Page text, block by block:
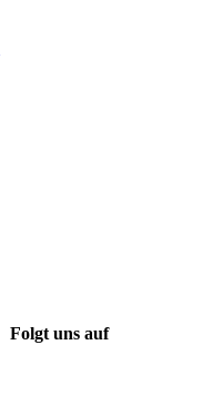
Folgt uns auf